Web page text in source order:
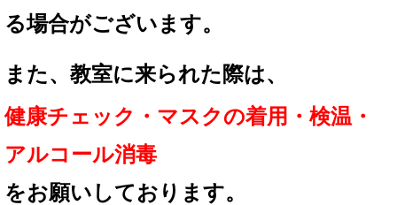
る場合がございます。
また、教室に来られた際は、
健康チェック・マスクの着用 ・検温・
アルコール消毒
をお願いしております。